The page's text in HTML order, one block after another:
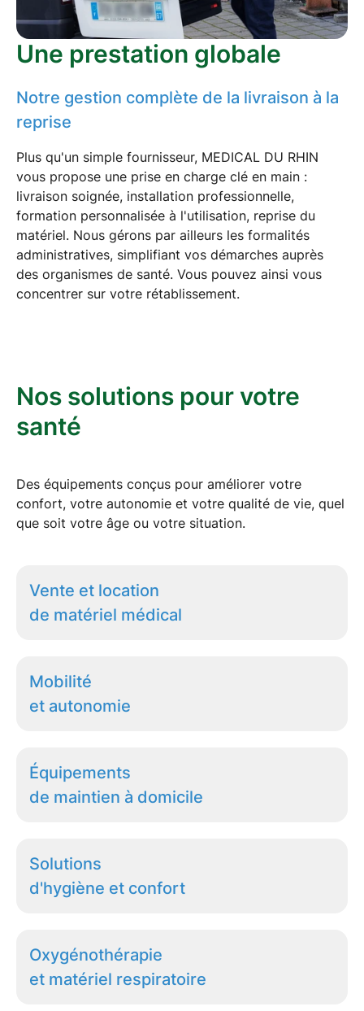
Une prestation globale
Notre gestion complète de la livraison à la
reprise
Plus qu'un simple fournisseur, MEDICAL DU RHIN
vous propose une prise en charge clé en main :
livraison soignée, installation professionnelle,
formation personnalisée à l'utilisation, reprise du
matériel. Nous gérons par ailleurs les formalités
administratives, simplifiant vos démarches auprès
des organismes de santé. Vous pouvez ainsi vous
concentrer sur votre rétablissement.
Nos solutions pour votre
santé
Des équipements conçus pour améliorer votre
confort, votre autonomie et votre qualité de vie, quel
que soit votre âge ou votre situation.
Vente et location
de matériel médical
Mobilité
et autonomie
Équipements
de maintien à domicile
Solutions
d'hygiène et confort
Oxygénothérapie
et matériel respiratoire